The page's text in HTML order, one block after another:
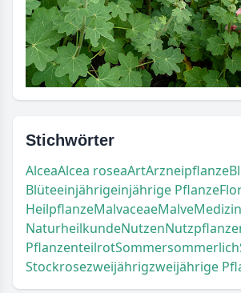
Stichwörter
AlceaAlcea roseaArtArzneipflanze
Blüteeinjährigeinjährige Pflanze
HeilpflanzeMalvaceaeMalve
NaturheilkundeNutzenNutzpflanze
PflanzenteilrotSommersommerlich
Stockrosezweijährigzweijährige